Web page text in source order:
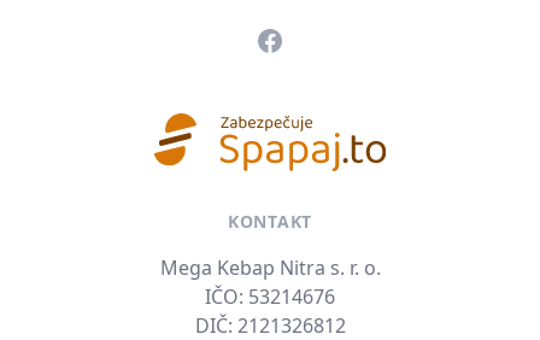
Facebook
KONTAKT
Mega Kebap Nitra s. r. o.
IČO: 53214676
DIČ: 2121326812